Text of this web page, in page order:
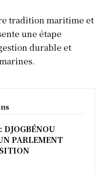
tradition maritime et
une étape
durable et
DJOGBÉNOU
PARLEMENT